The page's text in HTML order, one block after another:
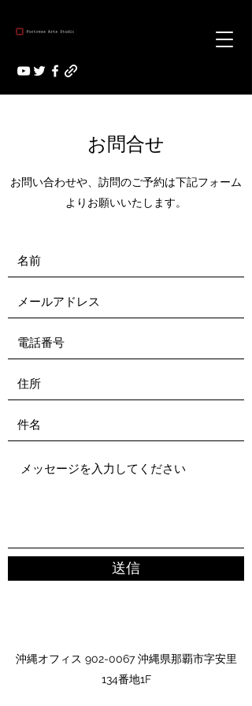
お問合せ
お問い合わせや、訪問のご予約は下記フォーム
よりお願いいたします。
送信
沖縄オフィス 902-0067沖縄県那覇市字安里
134番地1F